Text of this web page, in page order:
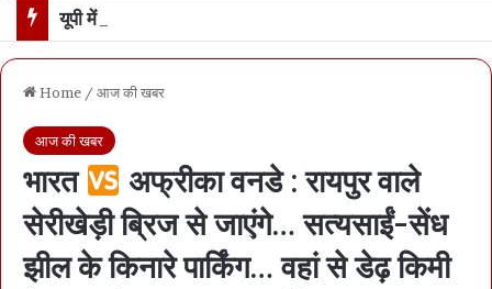
Home / आज की खबर
आज की खबर
भारत
अफ्रीका वनडे : रायपुर वाले
सेरीखेड़ी ब्रिज से जाएंगे… सत्यसाईं-सेंध
झील के किनारे पार्किंग… वहां से डेढ़ किमी